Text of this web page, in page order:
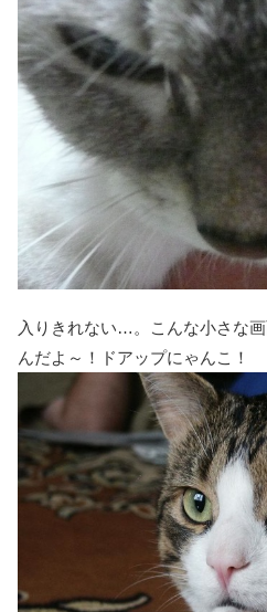
入りきれない…。こんな小さな
んだよ～！ドアップにゃんこ！